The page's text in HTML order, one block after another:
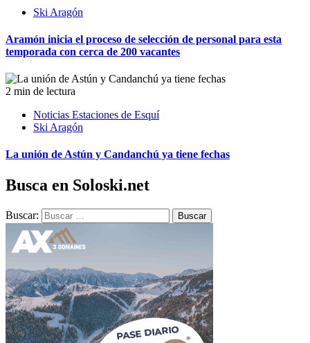
Ski Aragón
Aramón inicia el proceso de selección de personal para esta
temporada con cerca de 200 vacantes
2 min de lectura
Noticias Estaciones de Esquí
Ski Aragón
La unión de Astún y Candanchú ya tiene fechas
Busca en Soloski.net
Buscar: